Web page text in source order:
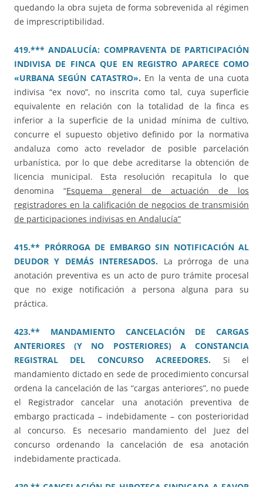
quedando la obra sujeta de forma sobrevenida al régimen
de imprescriptibilidad.
419.*** ANDALUCÍA: COMPRAVENTA DE PARTICIPACIÓN
INDIVISA DE FINCA QUE EN REGISTRO APARECE COMO
«URBANA SEGÚN CATASTRO». En la venta de una cuota
indivisa “ex novo”, no inscrita como tal, cuya superficie
equivalente en relación con la totalidad de la finca es
inferior a la superficie de la unidad mínima de cultivo,
concurre el supuesto objetivo definido por la normativa
andaluza como acto revelador de posible parcelación
urbanística, por lo que debe acreditarse la obtención de
licencia municipal. Esta resolución recapitula lo que
denomina “Esquema general de actuación de los
registradores en la calificación de negocios de transmisión
de participaciones indivisas en Andalucía”
415.** PRÓRROGA DE EMBARGO SIN NOTIFICACIÓN AL
DEUDOR Y DEMÁS INTERESADOS. La prórroga de una
anotación preventiva es un acto de puro trámite procesal
que no exige notificación a persona alguna para su
práctica.
423.** MANDAMIENTO CANCELACIÓN DE CARGAS
ANTERIORES (Y NO POSTERIORES) A CONSTANCIA
REGISTRAL DEL CONCURSO ACREEDORES. Si el
mandamiento dictado en sede de procedimiento concursal
ordena la cancelación de las “cargas anteriores”, no puede
el Registrador cancelar una anotación preventiva de
embargo practicada – indebidamente – con posterioridad
al concurso. Es necesario mandamiento del Juez del
concurso ordenando la cancelación de esa anotación
indebidamente practicada.